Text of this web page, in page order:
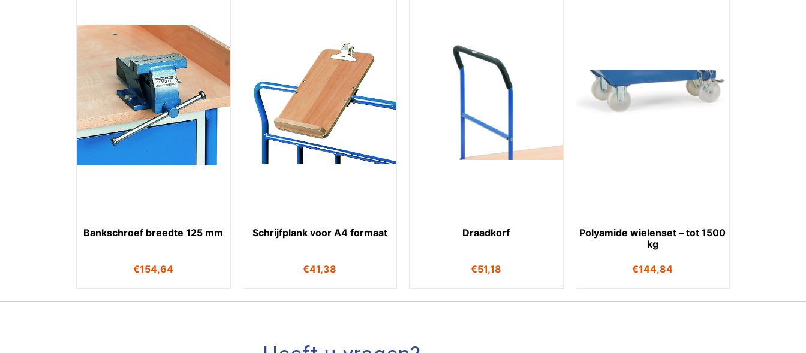
Bankschroef breedte 125 mm
€154,64
Schrijfplank voor A4 formaat
€41,38
Draadkorf
€51,18
Polyamide wielenset – tot 1500
kg
€144,84